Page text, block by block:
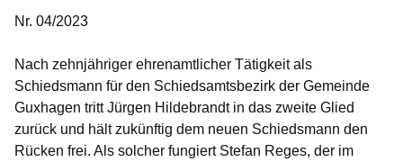
Nr. 04/2023
Nach zehnjähriger ehrenamtlicher Tätigkeit als
Schiedsmann für den Schiedsamtsbezirk der Gemeinde
Guxhagen tritt Jürgen Hildebrandt in das zweite Glied
zurück und hält zukünftig dem neuen Schiedsmann den
Rücken frei. Als solcher fungiert Stefan Reges, der im